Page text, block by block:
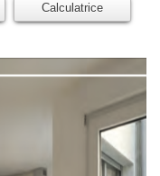
Calculatrice